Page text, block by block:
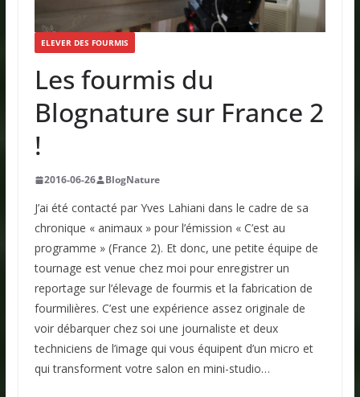
ELEVER DES FOURMIS
Les fourmis du
Blognature sur France 2
!
2016-06-26 BlogNature
J’ai été contacté par Yves Lahiani dans le cadre de sa
chronique « animaux » pour l’émission « C’est au
programme » (France 2). Et donc, une petite équipe de
tournage est venue chez moi pour enregistrer un
reportage sur l’élevage de fourmis et la fabrication de
fourmilières. C’est une expérience assez originale de
voir débarquer chez soi une journaliste et deux
techniciens de l’image qui vous équipent d’un micro et
qui transforment votre salon en mini-studio…